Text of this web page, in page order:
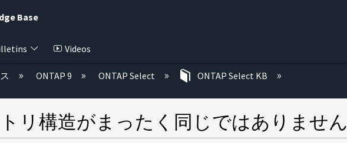
Base
Videos
展開/折りたたむ
ONTAP 9 ONTAP Select ONTAP Select KB
リ構造がまったく同じではありません